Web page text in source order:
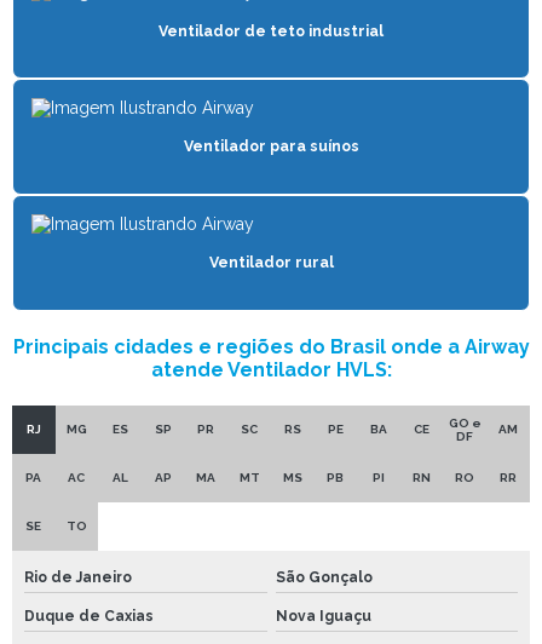
VENTILADOR PARA INCUBADORA
VENTILADOR INDUSTRIAL
VENTILADOR INDUSTRIAL PARA GALPÃO
VENTILADOR PARA SUÍNOS
VENTILADOR DE TETO INDUSTRIAL
VENTILADOR PARA VACAS
Ventilador de teto industrial
Ventilador para suínos
Ventilador rural
Principais cidades e regiões do Brasil onde a Airway
atende Ventilador HVLS:
RJ MG ES SP PR SC RS PE BA CE
GO e
DF
AM
PA AC AL AP MA MT MS PB PI RN RO RR
SE TO
Rio de Janeiro São Gonçalo
Duque de Caxias Nova Iguaçu